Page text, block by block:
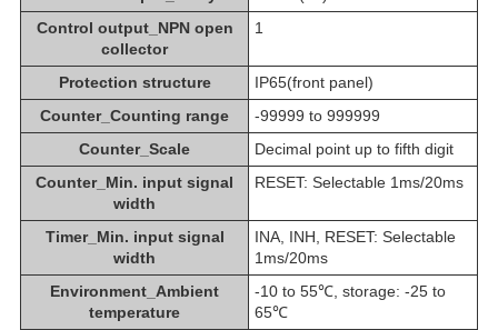
Control output_NPN open
collector
1
Protection structure
IP65(front panel)
Counter_Counting range
-99999 to 999999
Counter_Scale
Decimal point up to fifth digit
Counter_Min. input signal
width
RESET: Selectable 1ms/20ms
Timer_Min. input signal
width
INA, INH, RESET: Selectable
1ms/20ms
Environment_Ambient
temperature
-10 to 55℃, storage: -25 to
65℃